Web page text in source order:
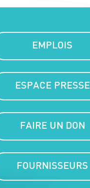
EMPLOIS
ESPACE PRESSE
FAIRE UN DON
FOURNISSEURS